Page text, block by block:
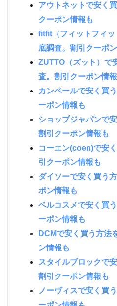
アウトネットで安く
クーポン情報も
fitfit（フィットフィ
底調査。割引クーポ
ZUTTO（ズット）で
査。割引クーポン情
カンペールで安く買
ーポン情報も
ショップジャパンで
割引クーポン情報も
コーエン(coen)で安
引クーポン情報も
ダイソーで安く買う
ポン情報も
ベルコスメで安く買
ーポン情報も
DCMで安く買う方法
ン情報も
スタイルブロックで
割引クーポン情報も
ノーヴィスで安く買